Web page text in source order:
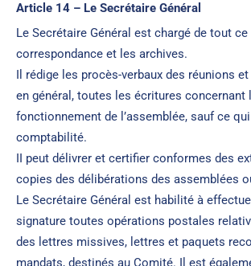
Article 14 – Le Secrétaire Général
Le Secrétaire Général est chargé de tout
correspondance et les archives.
Il rédige les procès-verbaux des réunions
en général, toutes les écritures concernant
fonctionnement de l’assemblée, sauf ce
comptabilité.
II peut délivrer et certifier conformes des
copies des délibérations des assemblées
Le Secrétaire Général est habilité à
signature toutes opérations postales
des lettres missives, lettres et paquets
mandats, destinés au Comité. Il est